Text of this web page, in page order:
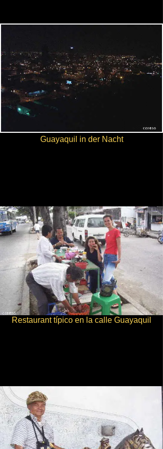
Guayaquil in der Nacht
Restaurant típico en la calle Guayaquil